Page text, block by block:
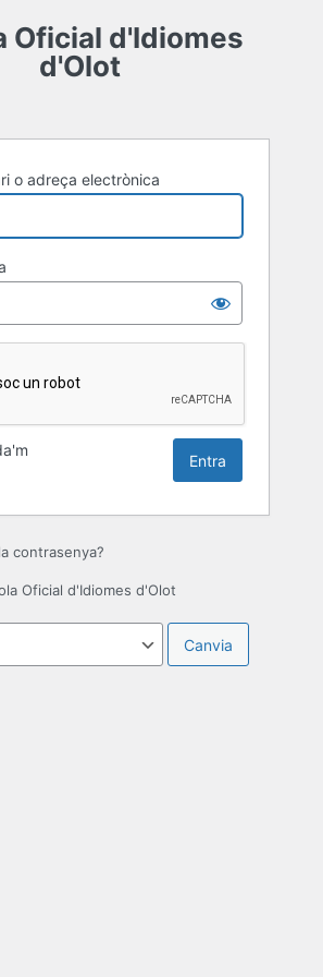
Oficial d'Idiomes
d'Olot
o adreça electrònica
contrasenya?
Oficial d'Idiomes d'Olot